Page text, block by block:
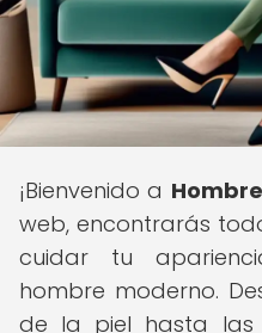
¡Bienvenido a
web, encontrarás
cuidar tu
hombre moderno.
de la piel hasta las